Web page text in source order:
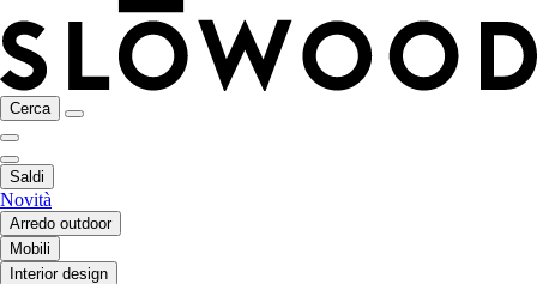
Cerca
Saldi
Novità
Arredo outdoor
Mobili
Interior design